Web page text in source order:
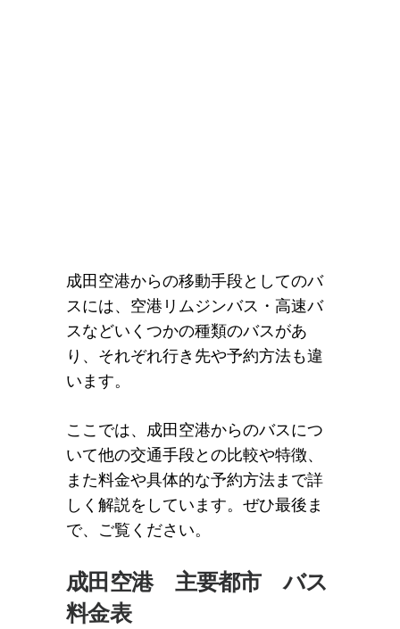
成田空港からの移動手段としてのバ
スには、空港リムジンバス・高速バ
スなどいくつかの種類のバスがあ
り、それぞれ行き先や予約方法も違
います。
ここでは、成田空港からのバスにつ
いて他の交通手段との比較や特徴、
また料金や具体的な予約方法まで詳
しく解説をしています。 ぜひ最後ま
で、ご覧ください。
成田空港 主要都市 バス
料金表